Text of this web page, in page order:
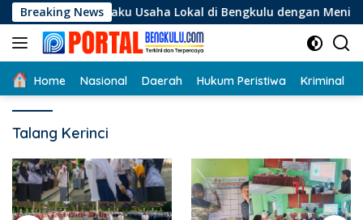
Langsung
ke
konten
Breaking News
Pelaku Usaha Lokal di Bengkulu dengan Meningkatkan
Home Nasional Daerah Hukum Peristiwa Kriminal
Talang Kerinci